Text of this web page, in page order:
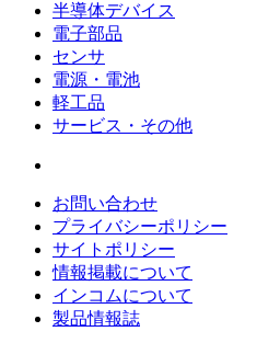
半導体デバイス
電子部品
センサ
電源・電池
軽工品
サービス・その他
お問い合わせ
プライバシーポリシー
サイトポリシー
情報掲載について
インコムについて
製品情報誌